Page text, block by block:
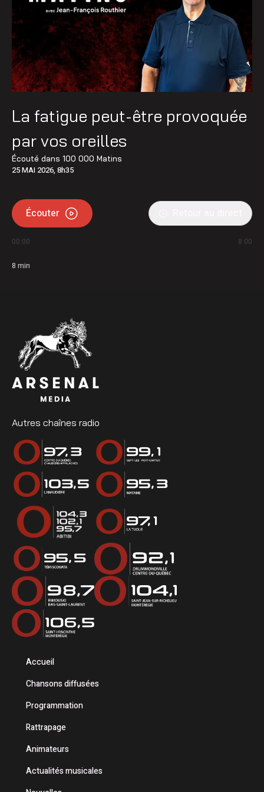
La fatigue peut-être provoquée
par vos oreilles
Écouté dans 100 000 Matins
25 MAI 2026, 8h35
Écouter
00:00 8:00
8 min
Autres chaînes radio
Accueil
Chansons diffusées
Programmation
Rattrapage
Animateurs
Actualités musicales